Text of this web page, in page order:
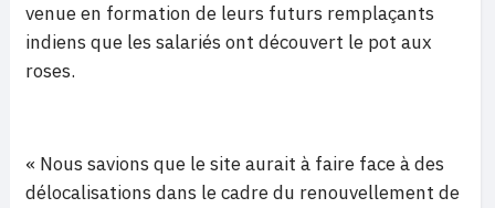
venue en formation de leurs futurs remplaçants
indiens que les salariés ont découvert le pot aux
roses.
« Nous savions que le site aurait à faire face à des
délocalisations dans le cadre du renouvellement de